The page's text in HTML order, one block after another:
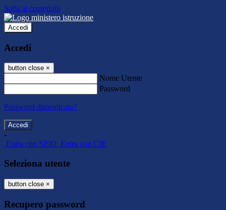
Salta al contenuto
Accedi
Accedi
button close ×
Nome Utente
Password
Password dimenticata?
-
Entra con SPID Entra con CIE
Seleziona utente
button close ×
Recupero password